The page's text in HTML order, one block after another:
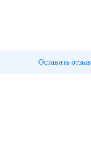
Оставить отзыв